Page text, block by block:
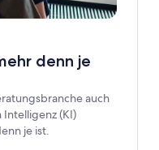
denn je
auch
Intelligenz (KI)
je ist.